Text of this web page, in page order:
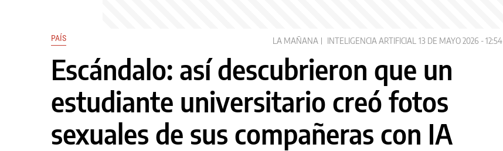
PAÍS LA MAÑANA INTELIGENCIA ARTIFICIAL 13 DE MAYO 2026 - 12:54
Escándalo: así descubrieron que un
estudiante universitario creó fotos
sexuales de sus compañeras con IA